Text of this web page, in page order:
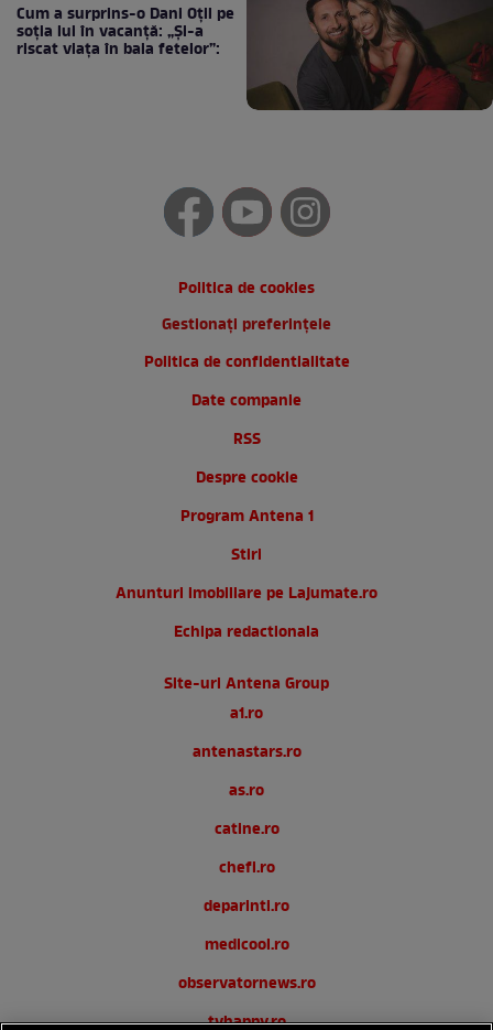
Cum a surprins-o Dani Oțil pe
soția lui în vacanță: „Și-a
riscat viața în baia fetelor”:
Politica de cookies
Gestionați preferințele
Politica de confidentialitate
Date companie
RSS
Despre cookie
Program Antena 1
Stiri
Anunturi imobiliare pe Lajumate.ro
Echipa redactionala
Site-uri Antena Group
a1.ro
antenastars.ro
as.ro
catine.ro
chefi.ro
deparinti.ro
medicool.ro
observatornews.ro
tvhappy.ro